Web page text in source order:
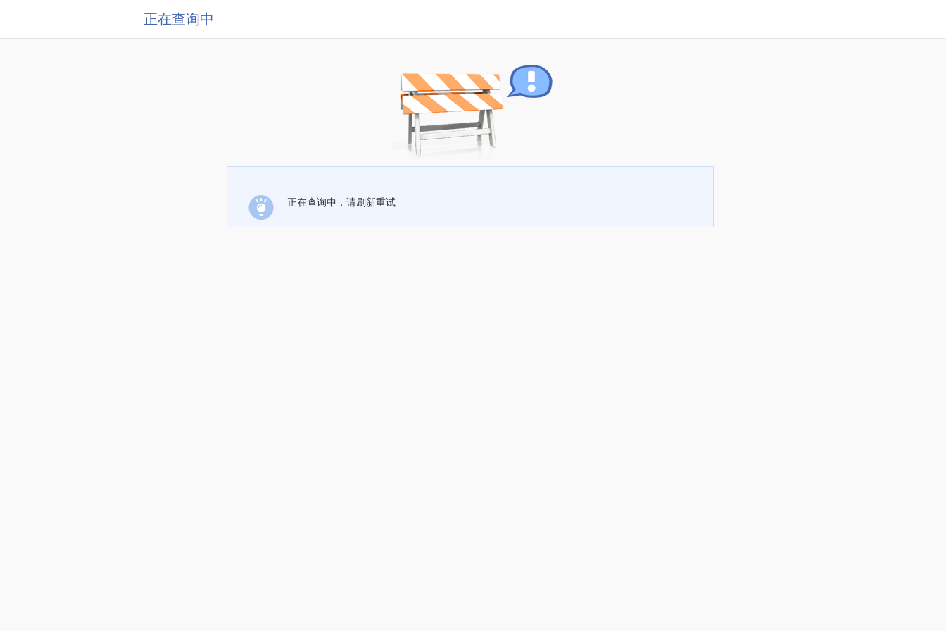
正在查询中
正在查询中，请刷新重试